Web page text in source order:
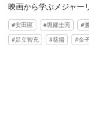
映画から学ぶメジャー
安田顕 堀部圭亮
足立智充
葵揚 金